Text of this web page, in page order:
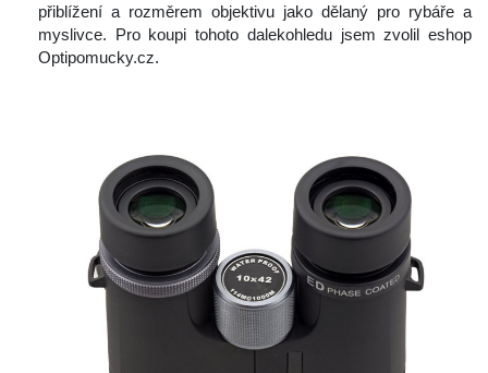
přiblížení a rozměrem objektivu jako dělaný pro rybáře a
myslivce. Pro koupi tohoto dalekohledu jsem zvolil eshop
Optipomucky.cz.